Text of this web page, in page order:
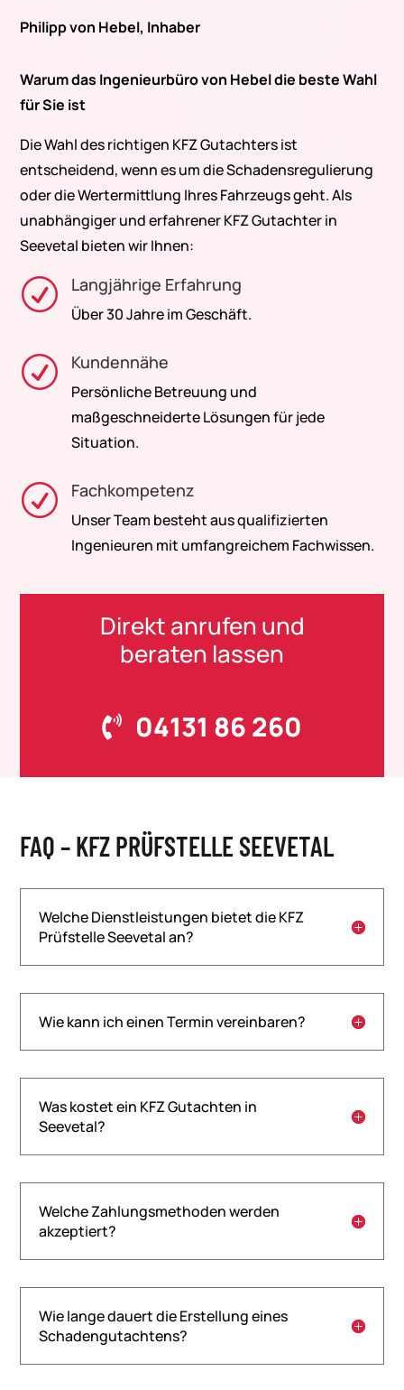
Philipp von Hebel, Inhaber
Warum das Ingenieurbüro von Hebel die beste Wahl
für Sie ist
Die Wahl des richtigen KFZ Gutachters ist
entscheidend, wenn es um die Schadensregulierung
oder die Wertermittlung Ihres Fahrzeugs geht. Als
unabhängiger und erfahrener KFZ Gutachter in
Seevetal bieten wir Ihnen:
R Langjährige Erfahrung
Über 30 Jahre im Geschäft.
R Kundennähe
Persönliche Betreuung und
maßgeschneiderte Lösungen für jede
Situation.
R Fachkompetenz
Unser Team besteht aus qualifizierten
Ingenieuren mit umfangreichem Fachwissen.
Direkt anrufen und
beraten lassen
04131 86 260
FAQ – KFZ PRÜFSTELLE SEEVETAL
Welche Dienstleistungen bietet die KFZ
Prüfstelle Seevetal an?
Wie kann ich einen Termin vereinbaren?
Was kostet ein KFZ Gutachten in
Seevetal?
Welche Zahlungsmethoden werden
akzeptiert?
Wie lange dauert die Erstellung eines
Schadengutachtens?